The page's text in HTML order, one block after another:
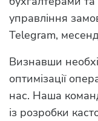
управління
Telegram,
Визнавши
оптимізації
нас. Наша
із розробки